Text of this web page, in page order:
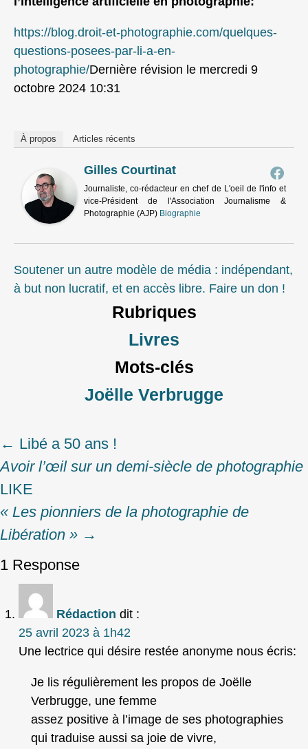
https://blog.droit-et-photographie.com/quelques-
questions-posees-par-li-a-en-
photographie/Dernière révision le mercredi 9
octobre 2024 10:31
À propos Articles récents
Gilles Courtinat
Journaliste, co-rédacteur en chef de L'oeil de l'info et
vice-Président de l'Association Journalisme &
Photographie (AJP) Biographie
Soutener un autre modèle de média : indépendant,
à but non lucratif, et en accès libre. Faire un don !
Rubriques
Livres
Mots-clés
Joëlle Verbrugge
Post
navigation
← Libé a 50 ans !
Avoir l’œil sur un demi-siècle de photographie
LIKE
« Les pionniers de la photographie de
Libération » →
1 Response
Rédaction dit :
25 avril 2023 à 1h42
Une lectrice qui désire restée anonyme nous écris:
Je lis régulièrement les propos de Joëlle
Verbrugge, une femme
assez positive à l’image de ses photographies
qui traduise aussi sa joie de vivre,